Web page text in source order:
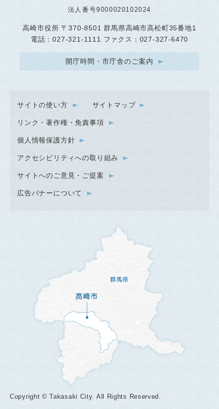
法人番号9000020102024
高崎市役所 〒370-8501 群馬県高崎市高松町35番地1
電話：027-321-1111 ファクス：027-327-6470
開庁時間・市庁舎のご案内
サイトの使い方 サイトマップ
リンク・著作権・免責事項
個人情報保護方針
アクセシビリティへの取り組み
サイトへのご意見・ご提案
広告バナーについて
Copyright © Takasaki City. All Rights Reserved.